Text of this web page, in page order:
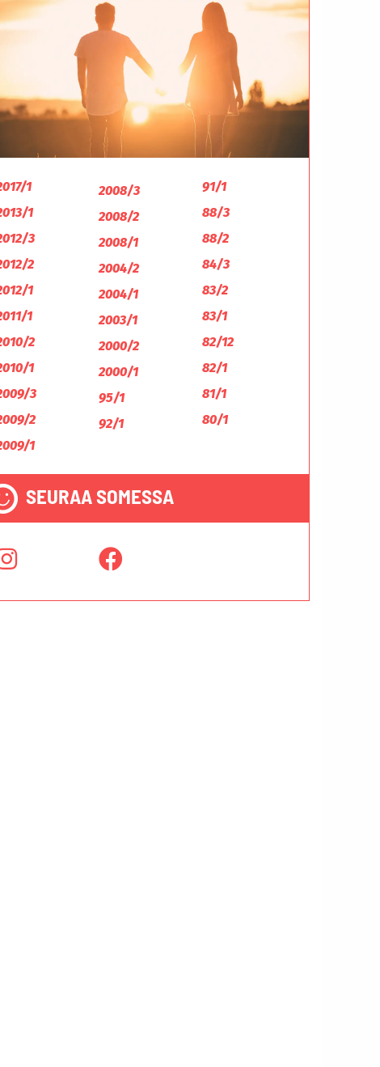
1
1
3
2
1
1
2
1
3
2
1
2008/3
2008/2
2008/1
2004/2
2004/1
2003/1
2000/2
2000/1
95/1
92/1
91/1
88/3
88/2
84/3
83/2
83/1
82/12
82/1
81/1
80/1
SEURAA SOMESSA